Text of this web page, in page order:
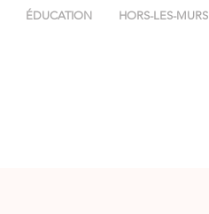
ÉDUCATION HORS-LES-MURS